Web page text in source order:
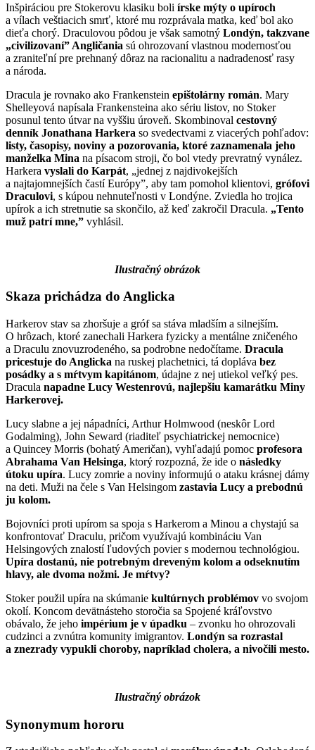
Inšpiráciou pre Stokerovu klasiku boli írske mýty o upíroch
a vílach veštiacich smrť, ktoré mu rozprávala matka, keď bol ako
dieťa chorý. Draculovou pôdou je však samotný Londýn, takzvane
„civilizovaní” Angličania sú ohrozovaní vlastnou modernosťou
a zraniteľní pre prehnaný dôraz na racionalitu a nadradenosť rasy
a národa.
Dracula je rovnako ako Frankenstein epištolárny román. Mary
Shelleyová napísala Frankensteina ako sériu listov, no Stoker
posunul tento útvar na vyššiu úroveň. Skombinoval cestovný
denník Jonathana Harkera so svedectvami z viacerých pohľadov:
listy, časopisy, noviny a pozorovania, ktoré zaznamenala jeho
manželka Mina na písacom stroji, čo bol vtedy prevratný vynález.
Harkera vyslali do Karpát, „jednej z najdivokejších
a najtajomnejších častí Európy”, aby tam pomohol klientovi, grófovi
Draculovi, s kúpou nehnuteľnosti v Londýne. Zviedla ho trojica
upírok a ich stretnutie sa skončilo, až keď zakročil Dracula. „Tento
muž patrí mne,” vyhlásil.
Ilustračný obrázok
Skaza prichádza do Anglicka
Harkerov stav sa zhoršuje a gróf sa stáva mladším a silnejším.
O hrôzach, ktoré zanechali Harkera fyzicky a mentálne zničeného
a Draculu znovuzrodeného, sa podrobne nedočítame. Dracula
pricestuje do Anglicka na ruskej plachetnici, tá dopláva bez
posádky a s mŕtvym kapitánom, údajne z nej utiekol veľký pes.
Dracula napadne Lucy Westenrovú, najlepšiu kamarátku Miny
Harkerovej.
Lucy slabne a jej nápadníci, Arthur Holmwood (neskôr Lord
Godalming), John Seward (riaditeľ psychiatrickej nemocnice)
a Quincey Morris (bohatý Američan), vyhľadajú pomoc profesora
Abrahama Van Helsinga, ktorý rozpozná, že ide o následky
útoku upíra. Lucy zomrie a noviny informujú o ataku krásnej dámy
na deti. Muži na čele s Van Helsingom zastavia Lucy a prebodnú
ju kolom.
Bojovníci proti upírom sa spoja s Harkerom a Minou a chystajú sa
konfrontovať Draculu, pričom využívajú kombináciu Van
Helsingových znalostí ľudových povier s modernou technológiou.
Upíra dostanú, nie potrebným dreveným kolom a odseknutím
hlavy, ale dvoma nožmi. Je mŕtvy?
Stoker použil upíra na skúmanie kultúrnych problémov vo svojom
okolí. Koncom devätnásteho storočia sa Spojené kráľovstvo
obávalo, že jeho impérium je v úpadku – zvonku ho ohrozovali
cudzinci a zvnútra komunity imigrantov. Londýn sa rozrastal
a znezrady vypukli choroby, napríklad cholera, a nivočili mesto.
Ilustračný obrázok
Synonymum hororu